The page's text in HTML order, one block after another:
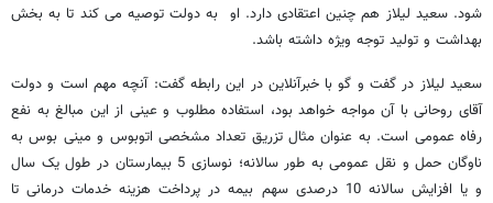
شود. سعید لیلاز هم چنین اعتقادی دارد. او به دولت توصیه می کند تا به بخش
بهداشت و تولید توجه ویژه داشته باشد.
سعید لیلاز در گفت و گو با خبرآنلاین در این رابطه گفت: آنچه مهم است و دولت
آقای روحانی با آن مواجه خواهد بود، استفاده مطلوب و عینی از این مبالغ به نفع
رفاه عمومی است. به عنوان مثال تزریق تعداد مشخصی اتوبوس و مینی بوس به
ناوگان حمل و نقل عمومی به طور سالانه؛ نوسازی 5 بیمارستان در طول یک سال
و یا افزایش سالانه 10 درصدی سهم بیمه در پرداخت هزینه خدمات درمانی تا